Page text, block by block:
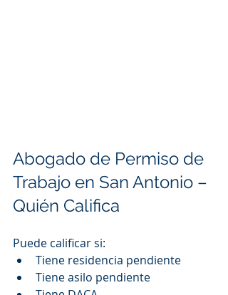
Abogado de Permiso de
Trabajo en San Antonio –
Quién Califica
Puede calificar si:
Tiene residencia pendiente
Tiene asilo pendiente